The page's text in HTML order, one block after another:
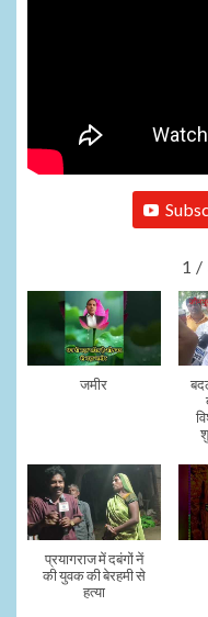
1 /
जमीर
प्रयागराज में दबंगों नें
की युवक की बेरहमी से
हत्या